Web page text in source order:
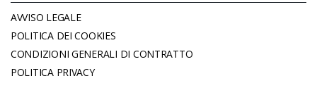
AVVISO LEGALE
POLITICA DEI COOKIES
CONDIZIONI GENERALI DI CONTRATTO
POLITICA PRIVACY